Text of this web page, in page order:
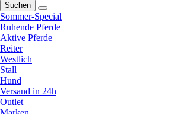
Suchen
Sommer-Special
Ruhende Pferde
Aktive Pferde
Reiter
Westlich
Stall
Hund
Versand in 24h
Outlet